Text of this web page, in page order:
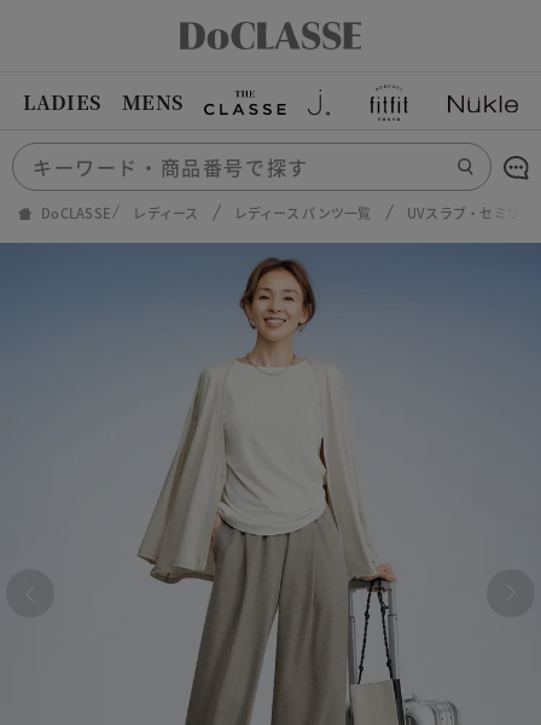
LADIES MENS
DoCLASSE レディース レディース パンツ一覧 UVスラブ・セミワ